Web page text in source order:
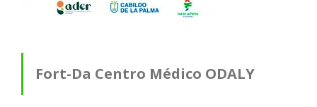
Fort-Da Centro Médico ODALY